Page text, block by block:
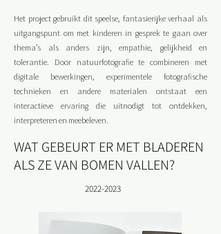
Het project gebruikt dit speelse, fantasierijke verhaal als
uitgangspunt om met kinderen in gesprek te gaan over
thema’s als anders zijn, empathie, gelijkheid en
tolerantie. Door natuurfotografie te combineren met
digitale bewerkingen, experimentele fotografische
technieken en andere materialen ontstaat een
interactieve ervaring die uitnodigt tot ontdekken,
interpreteren en meebeleven.
WAT GEBEURT ER MET BLADEREN
ALS ZE VAN BOMEN VALLEN?
2022-2023